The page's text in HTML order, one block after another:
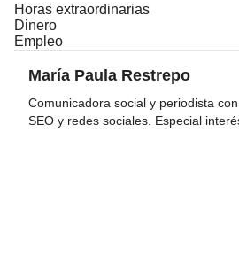
Horas extraordinarias
Dinero
Empleo
María Paula Restrepo
Comunicadora social y periodista
SEO y redes sociales. Especial